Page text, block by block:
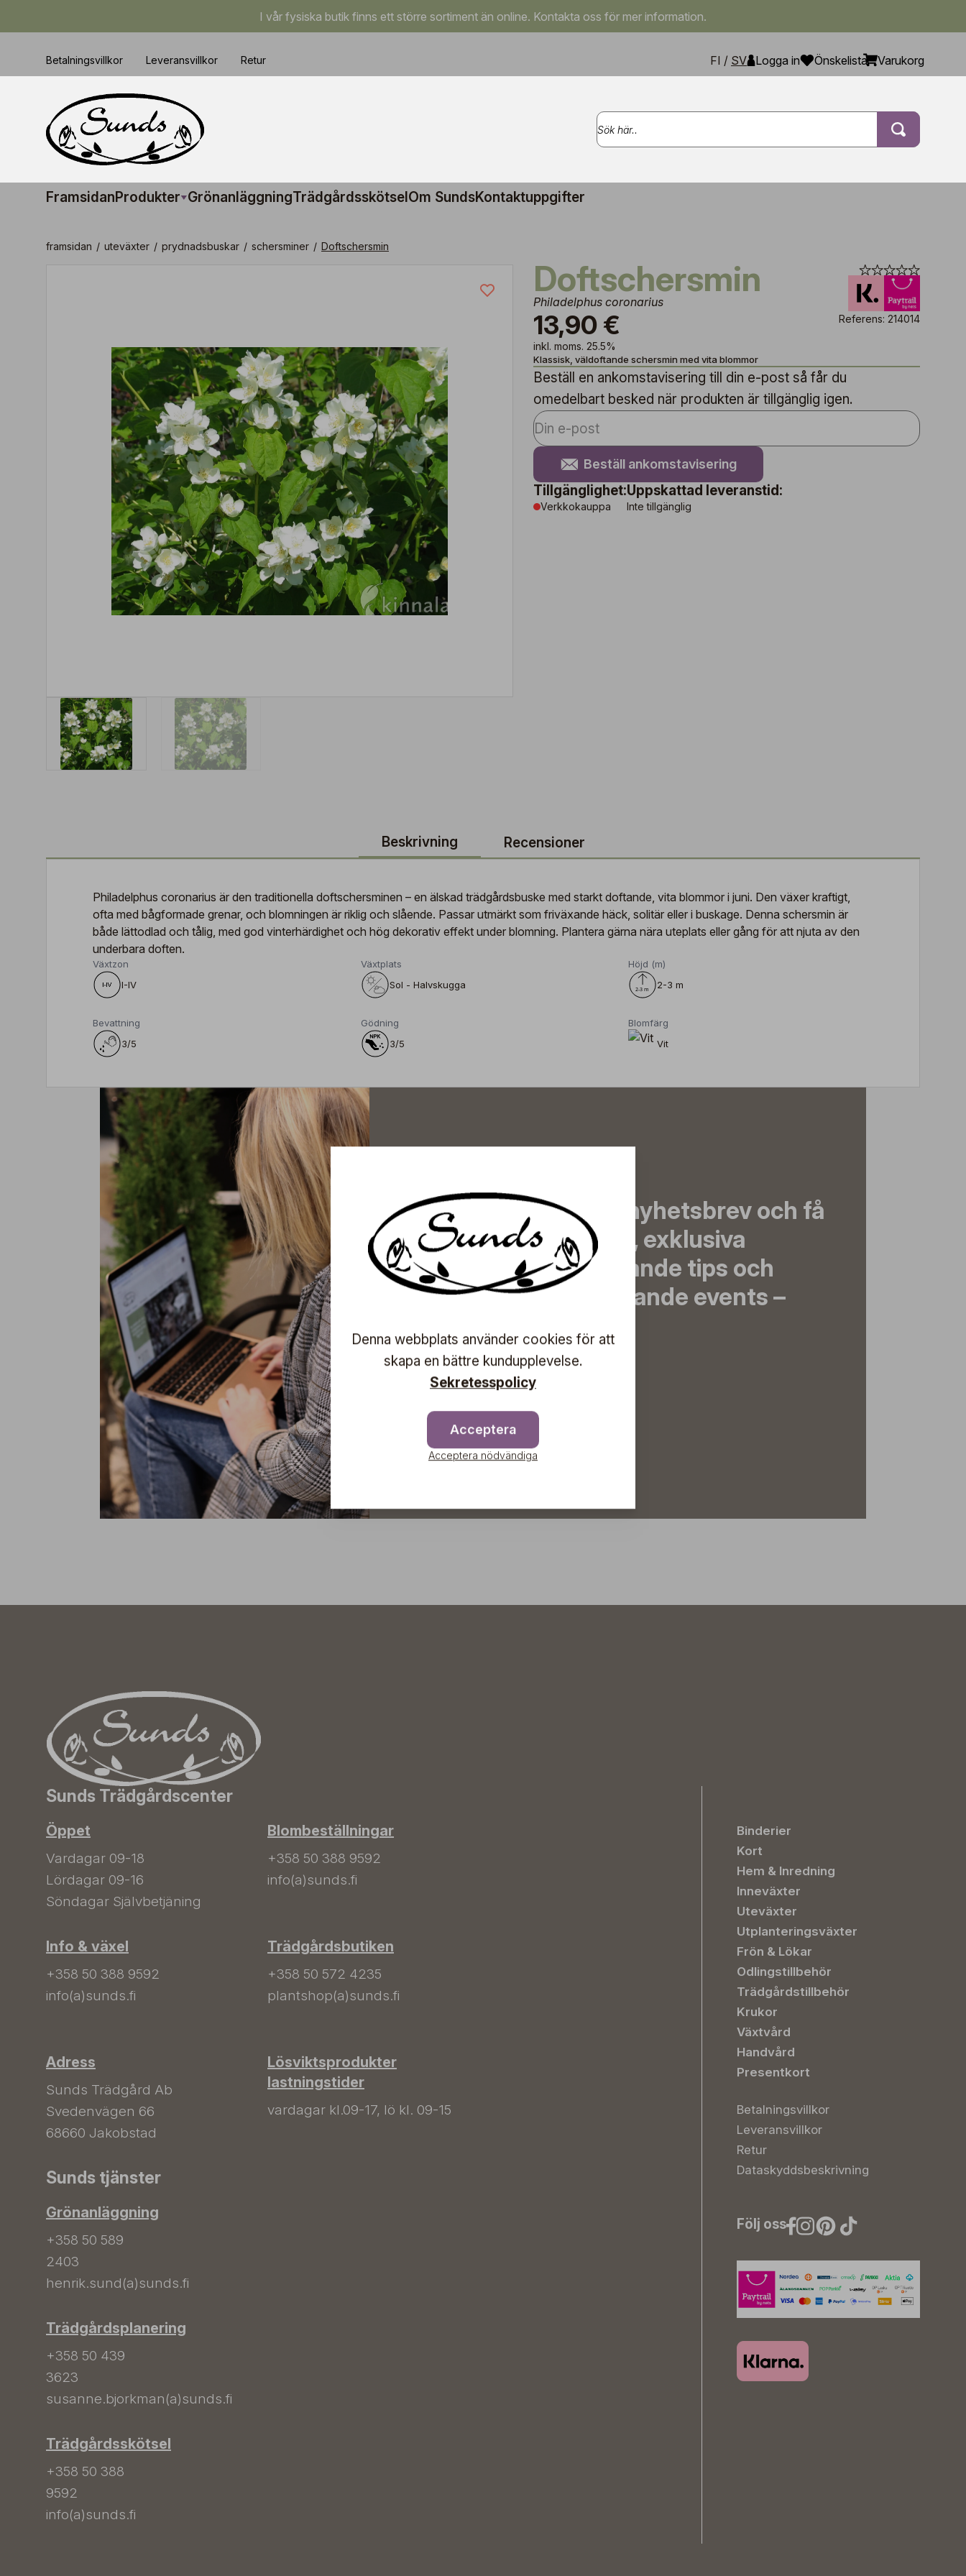
I vår fysiska butik finns ett större sortiment än online. Kontakta oss för mer information.
Betalningsvillkor Leveransvillkor Retur FI / SV Logga in Önskelista Varukorg
FramsidanProdukter GrönanläggningTrädgårdsskötsel Om SundsKontaktuppgifter
framsidan / uteväxter / prydnadsbuskar / schersminer / Doftschersmin
Doftschersmin
Philadelphus coronarius
13,90 €
inkl. moms. 25.5%
Referens: 214014
Klassisk, väldoftande schersmin med vita blommor
Beställ en ankomstavisering till din e-post så får du
omedelbart besked när produkten är tillgänglig igen.
Beställ ankomstavisering
Tillgänglighet:
Verkkokauppa
Uppskattad leveranstid:
Inte tillgänglig
Beskrivning Recensioner
Philadelphus coronarius är den traditionella doftschersminen – en älskad trädgårdsbuske med starkt doftande, vita blommor i juni. Den växer kraftigt,
ofta med bågformade grenar, och blomningen är riklig och slående. Passar utmärkt som friväxande häck, solitär eller i buskage. Denna schersmin är
både lättodlad och tålig, med god vinterhärdighet och hög dekorativ effekt under blomning. Plantera gärna nära uteplats eller gång för att njuta av den
underbara doften.
Växtzon
I-IV
Växtplats
Sol - Halvskugga
Höjd (m)
2-3 m
Bevattning
3/5
Gödning
3/5
Blomfärg
Vit
Prenumerera på vårt nyhetsbrev och få
de senaste nyheterna, exklusiva
erbjudanden, inspirerande tips och
information om kommande events –
direkt till din inkorg!
Sunds Trädgårdscenter
Öppet
Vardagar 09-18
Lördagar 09-16
Söndagar Självbetjäning
Info & växel
+358 50 388 9592
info(a)sunds.fi
Adress
Sunds Trädgård Ab
Svedenvägen 66
68660 Jakobstad
Blombeställningar
+358 50 388 9592
info(a)sunds.fi
Trädgårdsbutiken
+358 50 572 4235
plantshop(a)sunds.fi
Lösviktsprodukter
lastningstider
vardagar kl.09-17, lö kl. 09-15
Sunds tjänster
Grönanläggning
+358 50 589
2403
henrik.sund(a)sunds.fi
Trädgårdsplanering
+358 50 439
3623
susanne.bjorkman(a)sunds.fi
Trädgårdsskötsel
+358 50 388
9592
info(a)sunds.fi
Binderier
Kort
Hem & Inredning
Inneväxter
Uteväxter
Utplanteringsväxter
Frön & Lökar
Odlingstillbehör
Trädgårdstillbehör
Krukor
Växtvård
Handvård
Presentkort
Betalningsvillkor
Leveransvillkor
Retur
Dataskyddsbeskrivning
Följ oss
Denna webbplats använder cookies för att
skapa en bättre kundupplevelse.
Sekretesspolicy
Acceptera
Acceptera nödvändiga